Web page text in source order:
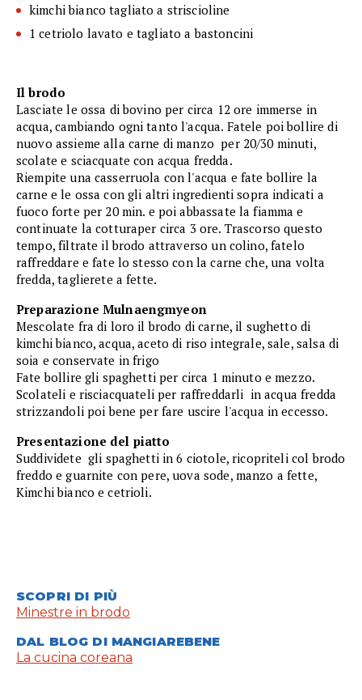
kimchi bianco tagliato a striscioline
1 cetriolo lavato e tagliato a bastoncini
Il brodo
Lasciate le ossa di bovino per circa 12 ore immerse in
acqua, cambiando ogni tanto l'acqua. Fatele poi bollire di
nuovo assieme alla carne di manzo per 20/30 minuti,
scolate e sciacquate con acqua fredda.
Riempite una casserruola con l'acqua e fate bollire la
carne e le ossa con gli altri ingredienti sopra indicati a
fuoco forte per 20 min. e poi abbassate la fiamma e
continuate la cotturaper circa 3 ore. Trascorso questo
tempo, filtrate il brodo attraverso un colino, fatelo
raffreddare e fate lo stesso con la carne che, una volta
fredda, taglierete a fette.
Preparazione Mulnaengmyeon
Mescolate fra di loro il brodo di carne, il sughetto di
kimchi bianco, acqua, aceto di riso integrale, sale, salsa di
soia e conservate in frigo
Fate bollire gli spaghetti per circa 1 minuto e mezzo.
Scolateli e risciacquateli per raffreddarli in acqua fredda
strizzandoli poi bene per fare uscire l'acqua in eccesso.
Presentazione del piatto
Suddividete gli spaghetti in 6 ciotole, ricopriteli col brodo
freddo e guarnite con pere, uova sode, manzo a fette,
Kimchi bianco e cetrioli.
SCOPRI DI PIÙ
Minestre in brodo
DAL BLOG DI MANGIAREBENE
La cucina coreana